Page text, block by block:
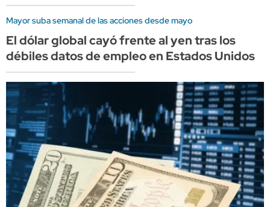
Mayor suba semanal de las acciones desde mayo
El dólar global cayó frente al yen tras los
débiles datos de empleo en Estados Unidos